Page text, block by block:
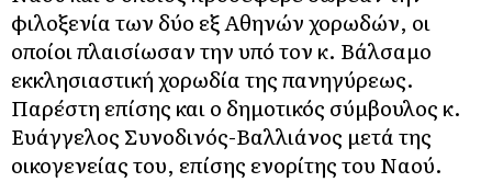
φιλοξενία των δύο εξ Αθηνών χορωδών, οι
οποίοι πλαισίωσαν την υπό τον κ. Βάλσαμο
εκκλησιαστική χορωδία της πανηγύρεως.
Παρέστη επίσης και ο δημοτικός σύμβουλος κ.
Ευάγγελος Συνοδινός-Βαλλιάνος μετά της
οικογενείας του, επίσης ενορίτης του Ναού.